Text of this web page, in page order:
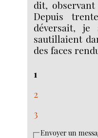
dit,
Depuis
déversait,
sautillaient
des faces
1
2
3
Envoyer un